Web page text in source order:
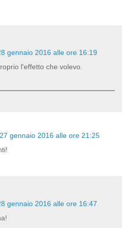
gennaio 2016 alle ore 16:19
l'effetto che volevo.
27 gennaio 2016 alle ore 21:25
gennaio 2016 alle ore 16:47